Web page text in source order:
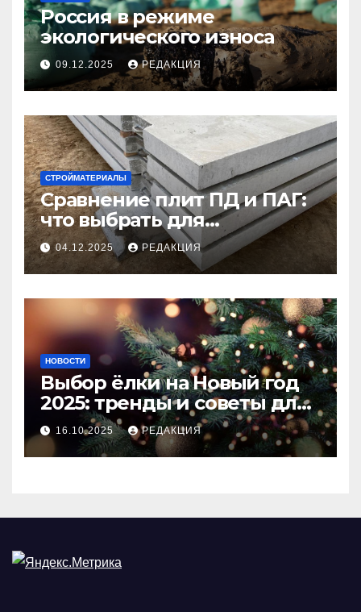
Россия в режиме
экологического износа
09.12.2025 РЕДАКЦИЯ
СТРОЙМАТЕРИАЛЫ
Сравнение плит ПД и ПАГ:
что выбрать для
долговечного и прочного
покрытия
04.12.2025 РЕДАКЦИЯ
НОВОСТИ
Выбор ёлки на Новый год
2025: тренды и советы для
идеального праздника
16.10.2025 РЕДАКЦИЯ